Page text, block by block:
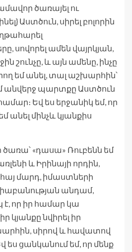
ծառայել ու
Աստծուն, սիրել բոլորին
սովորել ամեն վայրկյան,
շունչը, և այն ամենը, ինչը
եմ անել, տալ աշխարհին՝
անվերջ պարտքը Աստծուն
Եվ ես երջանիկ եմ, որ
անել մինչև կյանքիս
«դասա» Ռուբենն եմ
և Իրինայի որդին,
մարդ, իմաստների
անդամ,
է, որ իր համար կա
կյանքը նվիրել իր
սիրով և հավատով
ես ցանկանում եմ, որ մենք